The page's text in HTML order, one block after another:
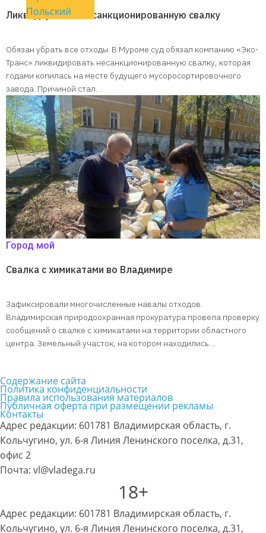
Польский
Ликвидировать несанкционированную свалку
Обязан убрать все отходы. В Муроме суд обязал компанию «Эко-
Транс» ликвидировать несанкционированную свалку, которая
годами копилась на месте будущего мусоросортировочного
завода. Причиной стал…
Город мой
Свалка с химикатами во Владимире
Зафиксировали многочисленные навалы отходов.
Владимирская природоохранная прокуратура провела проверку
сообщений о свалке с химикатами на территории областного
центра. Земельный участок, на котором находились…
Содержание сайта
Политика конфиденциальности
Правила использования материалов
Публичная оферта при размещении рекламы
Контакты
Адрес редакции: 601781 Владимирская область, г.
Кольчугино, ул. 6-я Линия Ленинского поселка, д.31,
офис 2
Почта: vl@vladega.ru
18+
Адрес редакции: 601781 Владимирская область, г.
Кольчугино, ул. 6-я Линия Ленинского поселка, д.31,